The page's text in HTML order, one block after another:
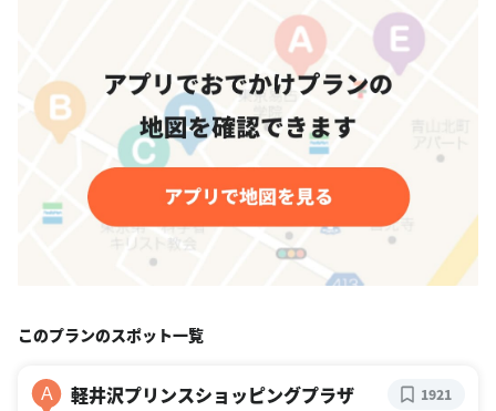
このプランのスポット一覧
A 軽井沢プリンスショッピングプラザ 1921